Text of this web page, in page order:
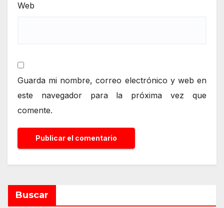
Web
Guarda mi nombre, correo electrónico y web en
este navegador para la próxima vez que
comente.
Alternative:
Buscar